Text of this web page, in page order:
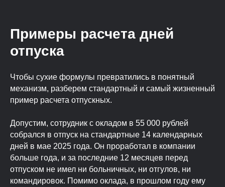
Примеры расчета дней
отпуска
Чтобы сухие формулы превратились в понятный
механизм, разберем стандартный и самый жизненный
пример расчета отпускных.
Допустим, сотрудник с окладом в 55 000 рублей
собрался в отпуск на стандартные 14 календарных
дней в мае 2025 года. Он проработал в компании
больше года, и за последние 12 месяцев перед
отпуском не имел ни больничных, ни отгулов, ни
командировок. Помимо оклада, в прошлом году ему